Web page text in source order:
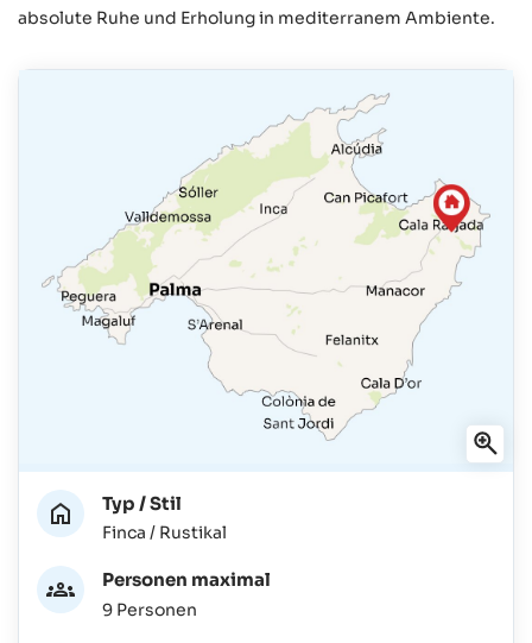
absolute Ruhe und Erholung in mediterranem Ambiente.
Typ / Stil
Finca / Rustikal
Personen maximal
9 Personen